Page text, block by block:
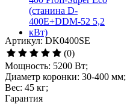
Артикул: DK0400SE
(0)
Мощность: 5200 Вт;
Диаметр коронки: 30-400 мм;
Вес: 45 кг;
Гарантия